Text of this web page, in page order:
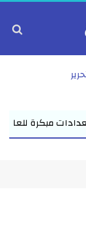
لقاء موسع